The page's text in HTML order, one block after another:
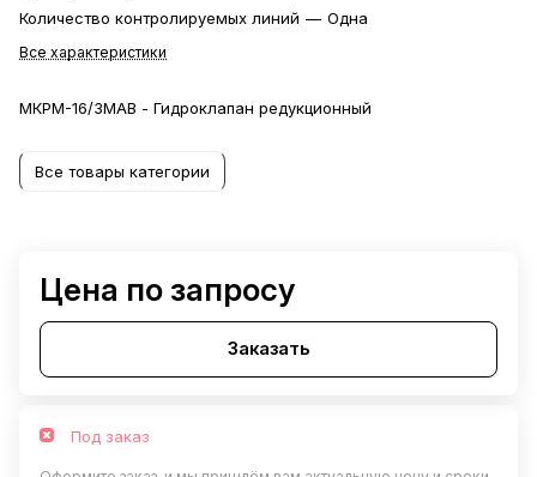
Количество контролируемых линий — Одна
Все характеристики
МКРМ-16/3МАВ - Гидроклапан редукционный
Все товары категории
Цена по запросу
Заказать
Под заказ